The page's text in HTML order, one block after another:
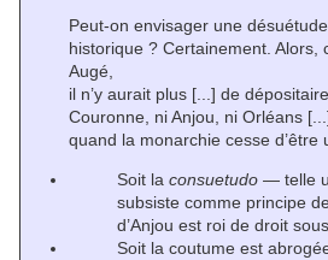
Peut-on envisager une
historique ? Certainement. Alors,
Augé,
il n’y aurait plus [...] de
Couronne, ni Anjou, ni Orléans
quand la monarchie cesse d’être
Soit la consuetudo — telle
subsiste comme principe
d’Anjou est roi de droit
Soit la coutume est